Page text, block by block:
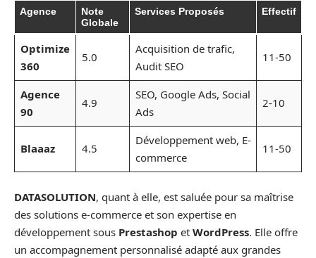
Agence
Note
Globale
Services Proposés Effectif
Optimize
360
5.0
Acquisition de trafic,
Audit SEO
11-50
Agence
90
4.9
SEO, Google Ads, Social
Ads
2-10
Blaaaz 4.5
Développement web, E-
commerce
11-50
DATASOLUTION, quant à elle, est saluée pour sa maîtrise
des solutions e-commerce et son expertise en
développement sous Prestashop et WordPress. Elle offre
un accompagnement personnalisé adapté aux grandes